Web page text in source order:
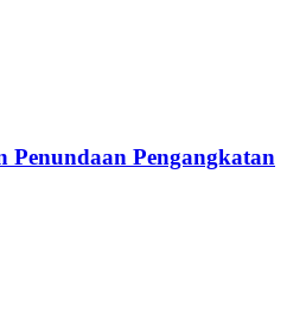
Penundaan Pengangkatan